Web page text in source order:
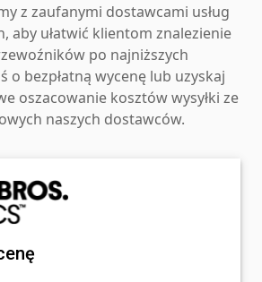
z zaufanymi dostawcami usług
aby ułatwić klientom znalezienie
po najniższych
o bezpłatną wycenę lub uzyskaj
oszacowanie kosztów wysyłki ze
naszych dostawców.